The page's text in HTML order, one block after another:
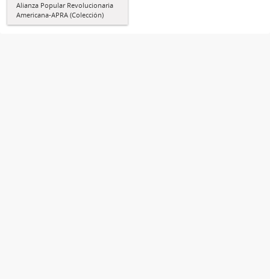
Alianza Popular Revolucionaria
Americana-APRA (Colección)